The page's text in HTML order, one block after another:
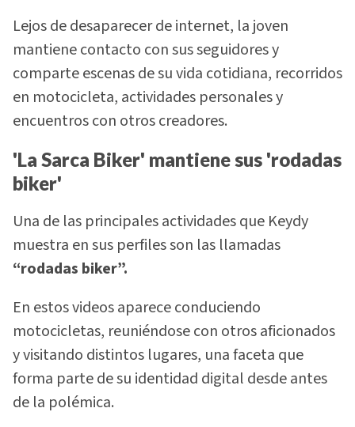
Lejos de desaparecer de internet, la joven
mantiene contacto con sus seguidores y
comparte escenas de su vida cotidiana, recorridos
en motocicleta, actividades personales y
encuentros con otros creadores.
'La Sarca Biker' mantiene sus 'rodadas
biker'
Una de las principales actividades que Keydy
muestra en sus perfiles son las llamadas
“rodadas biker”.
En estos videos aparece conduciendo
motocicletas, reuniéndose con otros aficionados
y visitando distintos lugares, una faceta que
forma parte de su identidad digital desde antes
de la polémica.